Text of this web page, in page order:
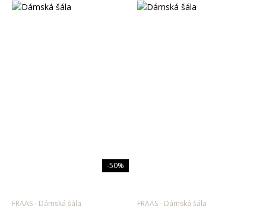
-50%
FRAAS
Dámská šála
FRAAS
Dámská šála